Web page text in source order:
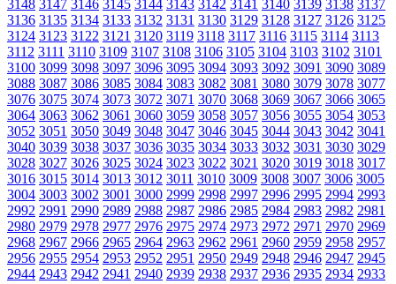
3148 3147 3146 3145 3144 3143 3142 3141 3140 3139 3138 3137
3136 3135 3134 3133 3132 3131 3130 3129 3128 3127 3126 3125
3124 3123 3122 3121 3120 3119 3118 3117 3116 3115 3114 3113
3112 3111 3110 3109 3107 3108 3106 3105 3104 3103 3102 3101
3100 3099 3098 3097 3096 3095 3094 3093 3092 3091 3090 3089
3088 3087 3086 3085 3084 3083 3082 3081 3080 3079 3078 3077
3076 3075 3074 3073 3072 3071 3070 3068 3069 3067 3066 3065
3064 3063 3062 3061 3060 3059 3058 3057 3056 3055 3054 3053
3052 3051 3050 3049 3048 3047 3046 3045 3044 3043 3042 3041
3040 3039 3038 3037 3036 3035 3034 3033 3032 3031 3030 3029
3028 3027 3026 3025 3024 3023 3022 3021 3020 3019 3018 3017
3016 3015 3014 3013 3012 3011 3010 3009 3008 3007 3006 3005
3004 3003 3002 3001 3000 2999 2998 2997 2996 2995 2994 2993
2992 2991 2990 2989 2988 2987 2986 2985 2984 2983 2982 2981
2980 2979 2978 2977 2976 2975 2974 2973 2972 2971 2970 2969
2968 2967 2966 2965 2964 2963 2962 2961 2960 2959 2958 2957
2956 2955 2954 2953 2952 2951 2950 2949 2948 2946 2947 2945
2944 2943 2942 2941 2940 2939 2938 2937 2936 2935 2934 2933